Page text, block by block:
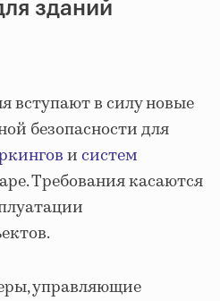
зданий
вступают в силу новые
безопасности для
исистем
Требования касаются
управляющие